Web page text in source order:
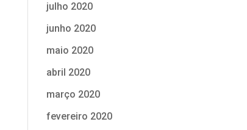
julho 2020
junho 2020
maio 2020
abril 2020
março 2020
fevereiro 2020